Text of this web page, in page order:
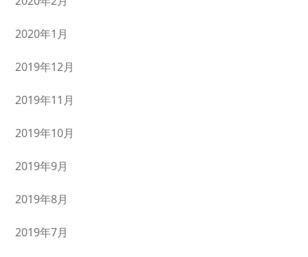
2020年1月
2019年12月
2019年11月
2019年10月
2019年9月
2019年8月
2019年7月